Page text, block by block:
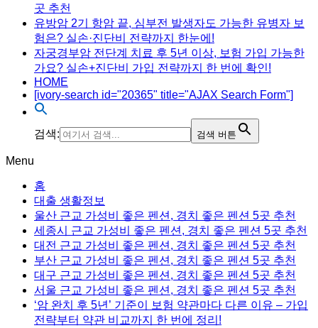
곳 추천
유방암 2기 항암 끝, 심부전 발생자도 가능한 유병자 보
험은? 실손·진단비 전략까지 한눈에!
자궁경부암 전단계 치료 후 5년 이상, 보험 가입 가능한
가요? 실손+진단비 가입 전략까지 한 번에 확인!
HOME
[ivory-search id="20365" title="AJAX Search Form"]
검색: 검색 버튼
Menu
홈
대출 생활정보
울산 근교 가성비 좋은 펜션, 경치 좋은 펜션 5곳 추천
세종시 근교 가성비 좋은 펜션, 경치 좋은 펜션 5곳 추천
대전 근교 가성비 좋은 펜션, 경치 좋은 펜션 5곳 추천
부산 근교 가성비 좋은 펜션, 경치 좋은 펜션 5곳 추천
대구 근교 가성비 좋은 펜션, 경치 좋은 펜션 5곳 추천
서울 근교 가성비 좋은 펜션, 경치 좋은 펜션 5곳 추천
‘암 완치 후 5년’ 기준이 보험 약관마다 다른 이유 – 가입
전략부터 약관 비교까지 한 번에 정리!